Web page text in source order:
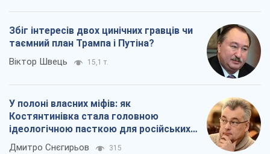
Збіг інтересів двох цинічних гравців чи
таємний план Трампа і Путіна?
Віктор Швець 15,1 т.
У полоні власних міфів: як
Костянтинівка стала головною
ідеологічною пасткою для російських
окупантів
Дмитро Снєгирьов 315